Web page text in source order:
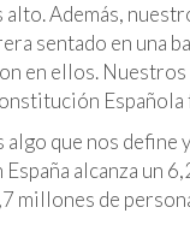
Además,
sentado en una
en ellos.
Española
que nos define
alcanza un
millones de